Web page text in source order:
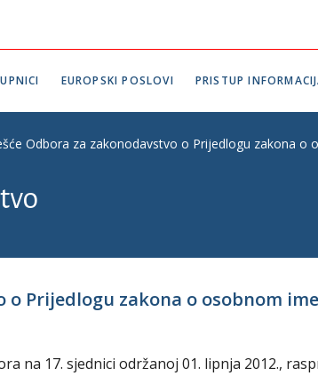
EUROPSKI POSLOVI PRISTUP
Odbora za zakonodavstvo o Prijedlogu zakona o
Prijedlogu zakona o osobnom
na 17. sjednici održanoj 01. lipnja 2012.,